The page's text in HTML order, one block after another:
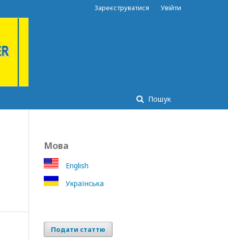
Пошук
Зареєструватися Увійти
Мова
English
Українська
Подати статтю